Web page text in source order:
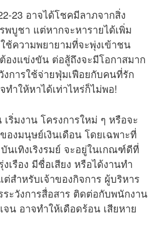
23 อาจได้โชคมีลาภจากสิ่ง
พบูชา แต่หากจะหารายได้เพิ่ม
ช้ความพยายามที่จะพุ่งเข้าชน
องแข่งขัน ต่อสู้ถึงจะมีโอกาสมาก
การใช้จ่ายฟุ่มเฟือยกับคนที่รัก
ทำให้หาได้เท่าไหร่ก็ไม่พอ!
เริ่มงาน โครงการใหม่ ๆ หรือจะ
องมนุษย์เงินเดือน โดยเฉพาะที่
นเทิงเริงรมย์ จะอยู่ในเกณฑ์ดีที่
เรือง มีชื่อเสียง หรือได้งานทำ
ต่สำหรับเจ้าของกิจการ ผู้บริหาร
ระวังการสื่อสาร ติดต่อกับพนักงาน
จน อาจทำให้เดือดร้อน เสียหาย